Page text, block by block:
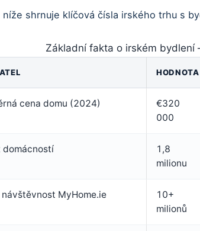
níže shrnuje klíčová čísla irského trhu s
Základní fakta o irském bydlení
HODNOTA
cena domu (2024)
€320
000
domácností
1,8
milionu
návštěvnost MyHome.ie
10+
milionů